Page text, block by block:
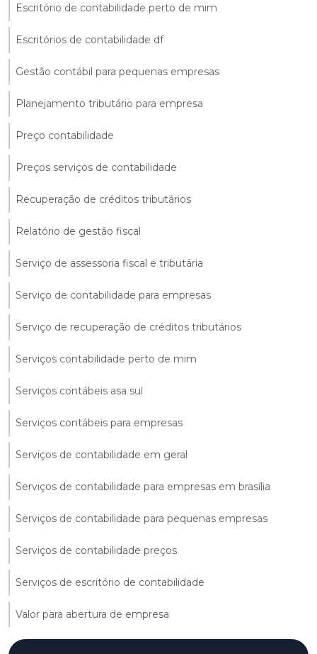
Escritório de contabilidade perto de mim
Escritórios de contabilidade df
Gestão contábil para pequenas empresas
Planejamento tributário para empresa
Preço contabilidade
Preços serviços de contabilidade
Recuperação de créditos tributários
Relatório de gestão fiscal
Serviço de assessoria fiscal e tributária
Serviço de contabilidade para empresas
Serviço de recuperação de créditos tributários
Serviços contabilidade perto de mim
Serviços contábeis asa sul
Serviços contábeis para empresas
Serviços de contabilidade em geral
Serviços de contabilidade para empresas em brasília
Serviços de contabilidade para pequenas empresas
Serviços de contabilidade preços
Serviços de escritório de contabilidade
Valor para abertura de empresa